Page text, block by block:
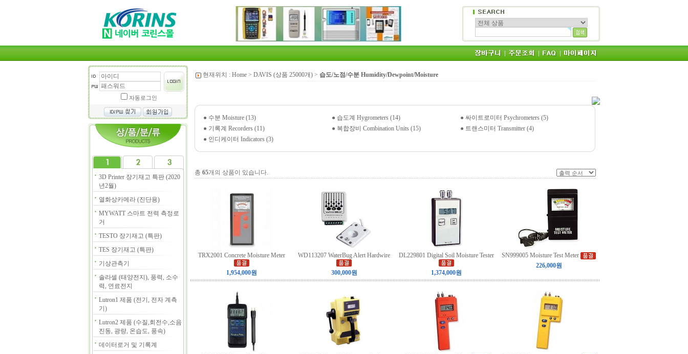
자동로그인
3D Printer 장기재고 특판 (2020
년2월)
열화상카메라 (진단용)
MYWATT 스마트 전력 측정로
거
TESTO 장기재고 (특판)
TES 장기재고 (특판)
기상관측기
솔라셀 (태양전지), 풍력, 소수
력, 연료전지
Lutron1 제품 (전기, 전자 계측
기)
Lutron2 제품 (수질,회전수,소음
진동, 광량, 온습도, 풍속)
데이터로거 및 기록계
현재위치 : Home > DAVIS (상품 25000개) > 습도/노점/수분 Humidity/Dewpoint/Moisture
● 수분 Moisture (13) ● 습도계 Hygrometers (14) ● 싸이트로미터 Psychrometers (5)
● 기록계 Recorders (11) ● 복합장비 Combination Units (15) ● 트랜스미터 Transmitter (4)
● 인디케이터 Indicators (3)
총 65개의 상품이 있습니다.
TRX2001 Concrete Moisture Meter
1,954,000원
WD113207 WaterBug Alert Hardwire
300,000원
DL229801 Digital Soil Moisture Tester
1,374,000원
SN999005 Moisture Test Meter
226,000원